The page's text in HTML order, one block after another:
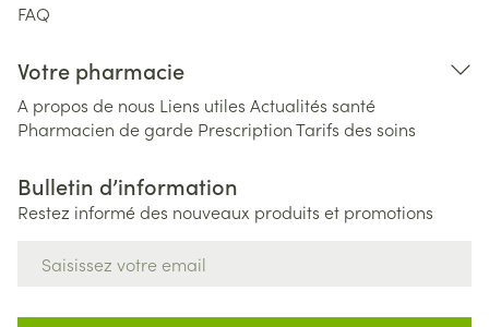
FAQ
Votre pharmacie
A propos de nous Liens utiles Actualités santé
Pharmacien de garde PrescriptionTarifs des soins
Bulletin d’information
Restez informé des nouveaux produits et promotions